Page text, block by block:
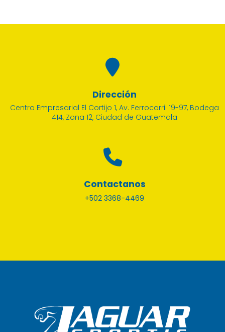
Dirección
Centro Empresarial El Cortijo 1, Av. Ferrocarril 19-97, Bodega
414, Zona 12, Ciudad de Guatemala
Contactanos
+502 3368-4469